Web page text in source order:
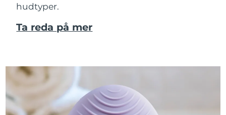
hudtyper.
Ta reda på mer